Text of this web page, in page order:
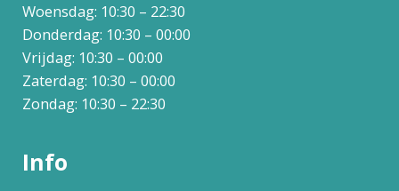
Woensdag: 10:30 – 22:30
Donderdag: 10:30 – 00:00
Vrijdag: 10:30 – 00:00
Zaterdag: 10:30 – 00:00
Zondag: 10:30 – 22:30
Info